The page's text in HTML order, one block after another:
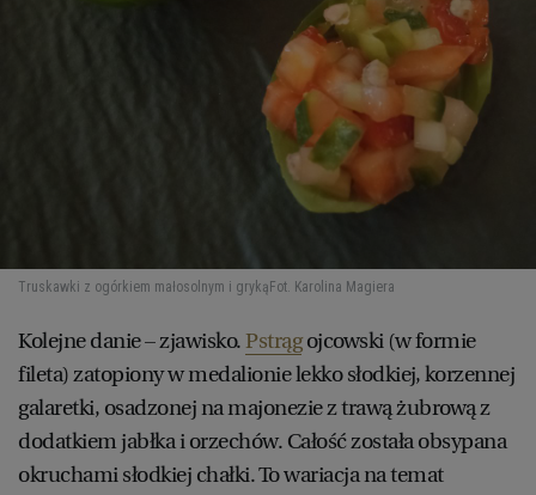
Truskawki z ogórkiem małosolnym i grykąFot. Karolina Magiera
Kolejne danie – zjawisko.Pstrągojcowski (w formie
fileta) zatopiony w medalionie lekko słodkiej, korzennej
galaretki, osadzonej na majonezie z trawą żubrową z
dodatkiem jabłka i orzechów. Całość została obsypana
okruchami słodkiej chałki. To wariacja na temat